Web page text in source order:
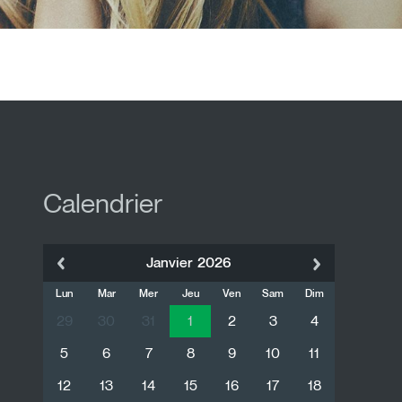
Calendrier
Janvier 2026
Lun Mar Mer Jeu Ven Sam Dim
29 30 31 1 2 3
4
5
6 7 8 9 10
11
12
13 14 15 16 17 18